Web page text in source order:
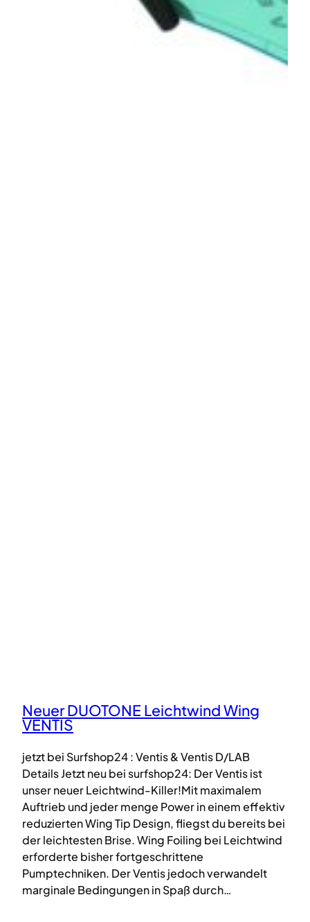
Neuer DUOTONE Leichtwind Wing
VENTIS
jetzt bei Surfshop24 : Ventis & Ventis D/LAB
Details Jetzt neu bei surfshop24: Der Ventis ist
unser neuer Leichtwind-Killer!Mit maximalem
Auftrieb und jeder menge Power in einem effektiv
reduzierten Wing Tip Design, fliegst du bereits bei
der leichtesten Brise. Wing Foiling bei Leichtwind
erforderte bisher fortgeschrittene
Pumptechniken. Der Ventis jedoch verwandelt
marginale Bedingungen in Spaß durch…